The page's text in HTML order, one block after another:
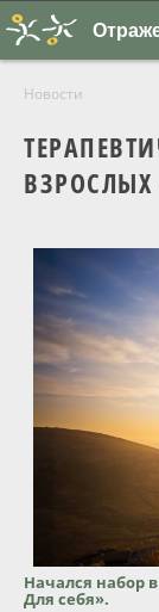
+7
(831)
230-
22-
04
Программы
Новости
ВЗРОСЛЫХ
Начался набор в
Для себя».